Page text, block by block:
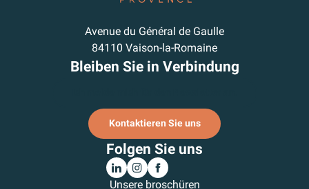
Avenue du Général de Gaulle
84110 Vaison-la-Romaine
Bleiben Sie in Verbindung
Kontaktieren Sie uns
Folgen Sie uns
Unsere broschüren